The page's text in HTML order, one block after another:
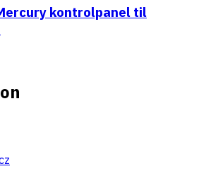
kontrolpanel til